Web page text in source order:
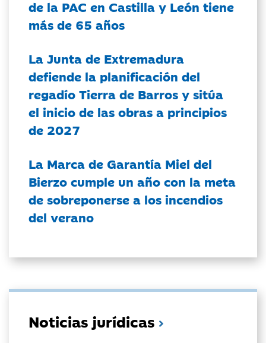
de la PAC en Castilla y León tiene
más de 65 años
La Junta de Extremadura
defiende la planificación del
regadío Tierra de Barros y sitúa
el inicio de las obras a principios
de 2027
La Marca de Garantía Miel del
Bierzo cumple un año con la meta
de sobreponerse a los incendios
del verano
Noticias jurídicas